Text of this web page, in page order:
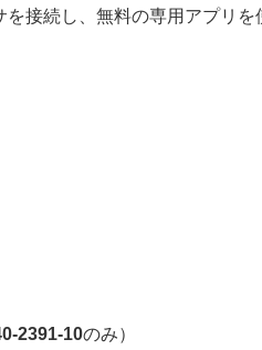
接続し、無料の専用アプリを
2391-10のみ）